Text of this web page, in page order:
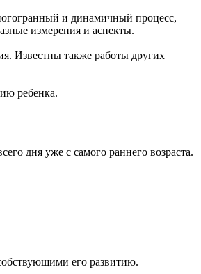
и динамичный процесс,
измерения и аспекты.
Известны также работы других
ребенка.
дня уже с самого раннего возраста.
его развитию.